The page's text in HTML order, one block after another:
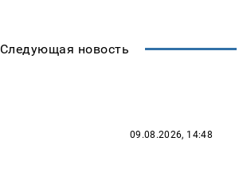
Следующая новость
09.08.2026, 14:48